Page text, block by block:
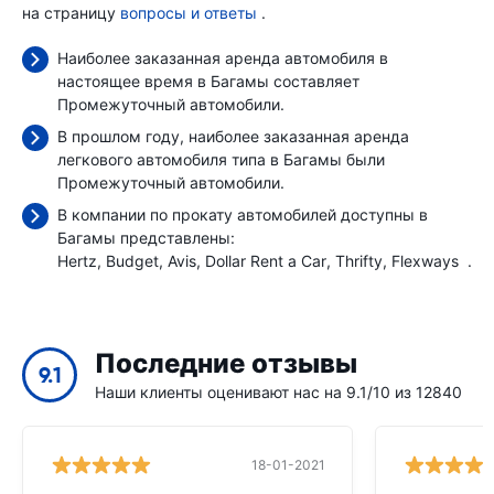
на страницу вопросы и ответы .
Наиболее заказанная аренда автомобиля в
настоящее время в Багамы составляет
Промежуточный автомобили.
В прошлом году, наиболее заказанная аренда
легкового автомобиля типа в Багамы были
Промежуточный автомобили.
В компании по прокату автомобилей доступны в
Багамы представлены:
Hertz Budget Avis Dollar Rent a Car Thrifty Flexways .
9.1 Последние отзывы
Наши клиенты оценивают нас на 9.1/10 из 12840
18-01-2021